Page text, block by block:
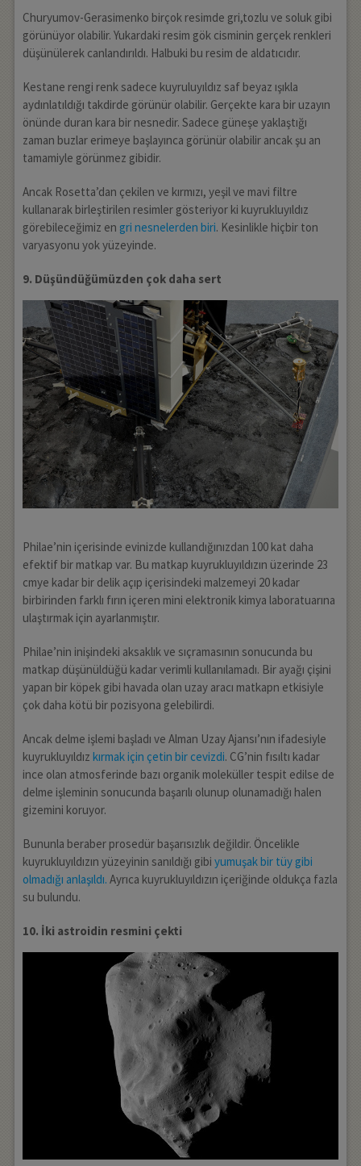
Churyumov-Gerasimenko birçok resimde gri,tozlu ve soluk gibi
görünüyor olabilir. Yukardaki resim gök cisminin gerçek renkleri
düşünülerek canlandırıldı. Halbuki bu resim de aldatıcıdır.
Kestane rengi renk sadece kuyruluyıldız saf beyaz ışıkla
aydınlatıldığı takdirde görünür olabilir. Gerçekte kara bir uzayın
önünde duran kara bir nesnedir. Sadece güneşe yaklaştığı
zaman buzlar erimeye başlayınca görünür olabilir ancak şu an
tamamiyle görünmez gibidir.
Ancak Rosetta’dan çekilen ve kırmızı, yeşil ve mavi filtre
kullanarak birleştirilen resimler gösteriyor ki kuyrukluyıldız
görebileceğimiz en gri nesnelerden biri. Kesinlikle hiçbir ton
varyasyonu yok yüzeyinde.
9. Düşündüğümüzden çok daha sert
Philae’nin içerisinde evinizde kullandığınızdan 100 kat daha
efektif bir matkap var. Bu matkap kuyrukluyıldızın üzerinde 23
cmye kadar bir delik açıp içerisindeki malzemeyi 20 kadar
birbirinden farklı fırın içeren mini elektronik kimya laboratuarına
ulaştırmak için ayarlanmıştır.
Philae’nin inişindeki aksaklık ve sıçramasının sonucunda bu
matkap düşünüldüğü kadar verimli kullanılamadı. Bir ayağı çişini
yapan bir köpek gibi havada olan uzay aracı matkapn etkisiyle
çok daha kötü bir pozisyona gelebilirdi.
Ancak delme işlemi başladı ve Alman Uzay Ajansı’nın ifadesiyle
kuyrukluyıldız kırmak için çetin bir cevizdi. CG’nin fısıltı kadar
ince olan atmosferinde bazı organik moleküller tespit edilse de
delme işleminin sonucunda başarılı olunup olunamadığı halen
gizemini koruyor.
Bununla beraber prosedür başarısızlık değildir. Öncelikle
kuyrukluyıldızın yüzeyinin sanıldığı gibi yumuşak bir tüy gibi
olmadığı anlaşıldı. Ayrıca kuyrukluyıldızın içeriğinde oldukça fazla
su bulundu.
10. İki astroidin resmini çekti